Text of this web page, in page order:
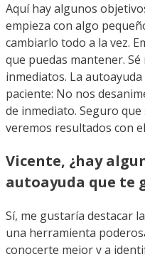
Aquí hay algunos
empieza con algo
cambiarlo todo a la vez.
que puedas mantener.
inmediatos. La
paciente: No nos
de inmediato. Seguro
veremos resultados con
Vicente, ¿hay
autoayuda que te
Sí, me gustaría destacar
una herramienta
conocerte mejor y a